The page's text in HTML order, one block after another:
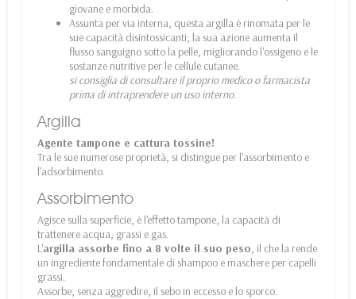
giovane e morbida.
Assunta per via interna, questa argilla è rinomata per le
sue capacità disintossicanti; la sua azione aumenta il
flusso sanguigno sotto la pelle, migliorando l'ossigeno e le
sostanze nutritive per le cellule cutanee.
si consiglia di consultare il proprio medico o farmacista
prima di intraprendere un uso interno.
Argilla
Agente tampone e cattura tossine!
Tra le sue numerose proprietà, si distingue per l'assorbimento e
l'adsorbimento.
Assorbimento
Agisce sulla superficie, è l'effetto tampone, la capacità di
trattenere acqua, grassi e gas.
L'argilla assorbe fino a 8 volte il suo peso, il che la rende
un ingrediente fondamentale di shampoo e maschere per capelli
grassi.
Assorbe, senza aggredire, il sebo in eccesso e lo sporco.